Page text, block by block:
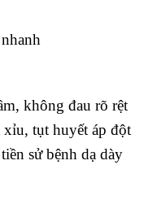
không đau rõ rệt
xỉu, tụt huyết áp đột
sử bệnh dạ dày